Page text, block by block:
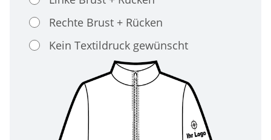
Rechte Brust + Rücken
Kein Textildruck gewünscht